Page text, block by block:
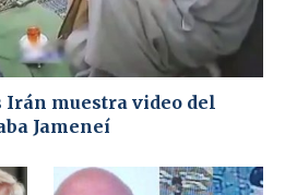
Irán muestra video del
Jameneí